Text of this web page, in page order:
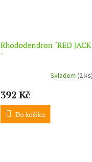
Rhododendron ´RED JACK
´
Skladem(2 ks)
392 Kč
Do košíku